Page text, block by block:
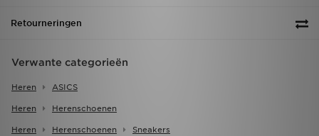
Retourneringen
Verwante categorieën
Heren ASICS
Heren Herenschoenen
Heren Herenschoenen Sneakers